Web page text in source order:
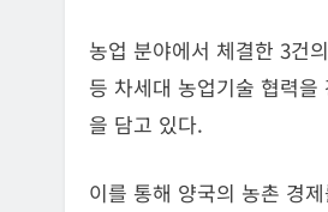
농업 분야에서 체결한 3건
등 차세대 농업기술 협력
을 담고 있다.
이를 통해 양국의 농촌 경